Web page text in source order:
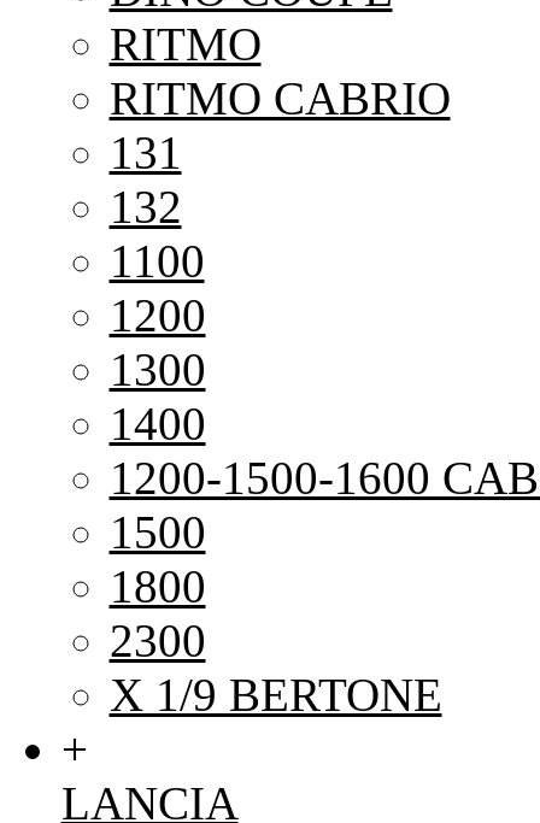
RITMO
RITMO CABRIO
131
132
1100
1200
1300
1400
1200-1500-1600
1500
1800
2300
X 1/9 BERTONE
+
LANCIA